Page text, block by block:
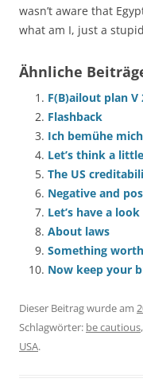
wasn’t aware that
what am I, just a
Ähnliche
F(B)ailout plan V
Flashback
Ich bemühe mich
Let’s think a
The US
Negative and
Let’s have a
About laws
Something
Now keep your
Dieser Beitrag wurde am
Schlagwörter: be cautious,
USA.